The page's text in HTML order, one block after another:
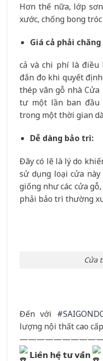
Hơn thế nữa, lớp
xước, chống bong
Giá cả phải chăng
cả và chi phí là điều
đắn đo khi quyết định
thép vân gỗ nhà
tư một lần ban
trong một thời gian
Dễ dàng bảo trì:
Đây có lẽ là lý do
sử dụng loại cửa
giống như các cửa
phải bảo trì thường
Cửa
Đến với
lượng nội thất cao
𝗟𝗶𝗲̂𝗻 𝗵𝗲̣̂ 𝘁𝘂̛ 𝘃𝗮̂́𝗻